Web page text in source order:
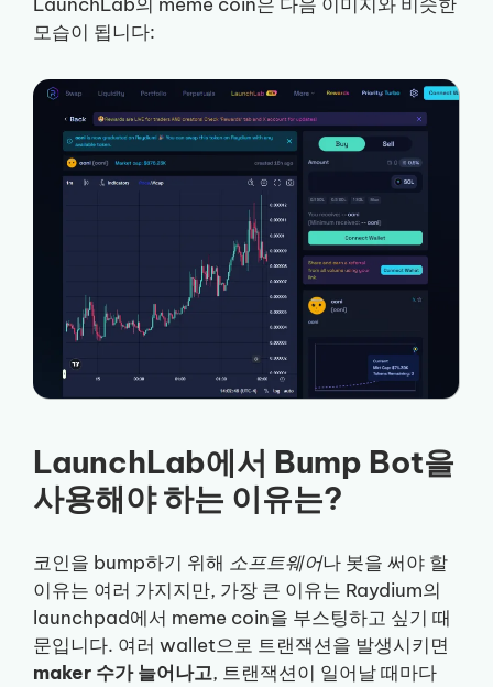
모습이 됩니다:
LaunchLab에서 Bump Bot을
사용해야 하는 이유는?
코인을 bump하기 위해 소프트웨어나 봇을 써야 할
이유는 여러 가지지만, 가장 큰 이유는 Raydium의
launchpad에서 meme coin을 부스팅하고 싶기 때
문입니다. 여러 wallet으로 트랜잭션을 발생시키면
maker 수가 늘어나고, 트랜잭션이 일어날 때마다